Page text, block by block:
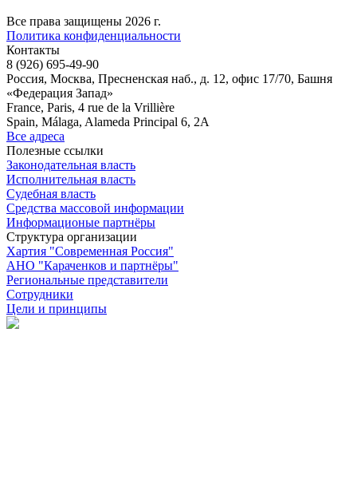
Все права защищены 2026 г.
Политика конфиденциальности
Контакты
8 (926) 695-49-90
Россия, Москва, Пресненская наб., д. 12, офис 17/70, Башня
«Федерация Запад»
France, Paris, 4 rue de la Vrillière
Spain, Málaga, Alameda Principal 6, 2A
Все адреса
Полезные ссылки
Законодательная власть
Исполнительная власть
Судебная власть
Средства массовой информации
Информационые партнёры
Структура организации
Хартия "Современная Россия"
АНО "Караченков и партнёры"
Региональные представители
Сотрудники
Цели и принципы